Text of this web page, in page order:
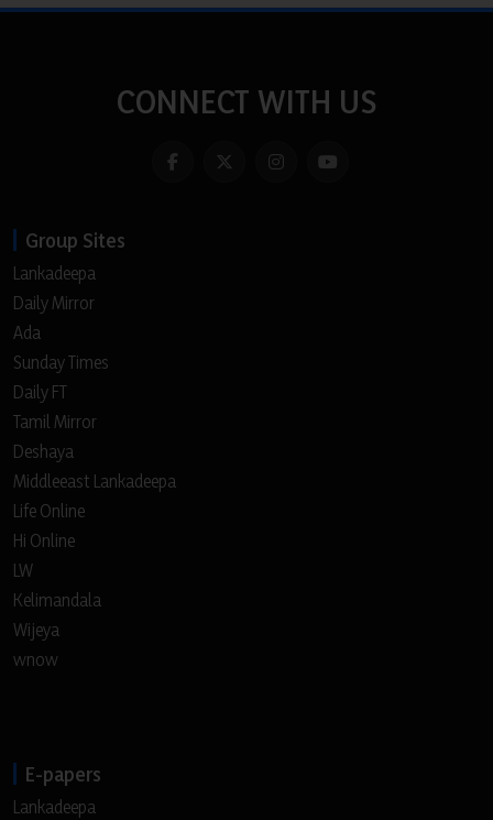
CONNECT WITH US
Group Sites
Lankadeepa
Daily Mirror
Ada
Sunday Times
Daily FT
Tamil Mirror
Deshaya
Middleeast Lankadeepa
Life Online
Hi Online
LW
Kelimandala
Wijeya
wnow
E-papers
Lankadeepa